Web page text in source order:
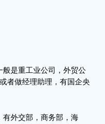
是重工业公司，外贸公
者做经理助理，有国企央
有外交部，商务部，海